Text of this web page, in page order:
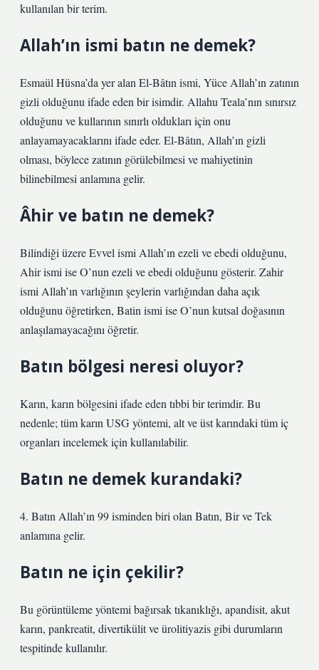
kullanılan bir terim.
Allah’ın ismi batın ne demek?
Esmaül Hüsna’da yer alan El-Bâtın ismi, Yüce Allah’ın zatının
gizli olduğunu ifade eden bir isimdir. Allahu Teala’nın sınırsız
olduğunu ve kullarının sınırlı oldukları için onu
anlayamayacaklarını ifade eder. El-Bâtın, Allah’ın gizli
olması, böylece zatının görülebilmesi ve mahiyetinin
bilinebilmesi anlamına gelir.
Âhir ve batın ne demek?
Bilindiği üzere Evvel ismi Allah’ın ezeli ve ebedi olduğunu,
Ahir ismi ise O’nun ezeli ve ebedi olduğunu gösterir. Zahir
ismi Allah’ın varlığının şeylerin varlığından daha açık
olduğunu öğretirken, Batin ismi ise O’nun kutsal doğasının
anlaşılamayacağını öğretir.
Batın bölgesi neresi oluyor?
Karın, karın bölgesini ifade eden tıbbi bir terimdir. Bu
nedenle; tüm karın USG yöntemi, alt ve üst karındaki tüm iç
organları incelemek için kullanılabilir.
Batın ne demek kurandaki?
4. Batın Allah’ın 99 isminden biri olan Batın, Bir ve Tek
anlamına gelir.
Batın ne için çekilir?
Bu görüntüleme yöntemi bağırsak tıkanıklığı, apandisit, akut
karın, pankreatit, divertikülit ve ürolitiyazis gibi durumların
tespitinde kullanılır.